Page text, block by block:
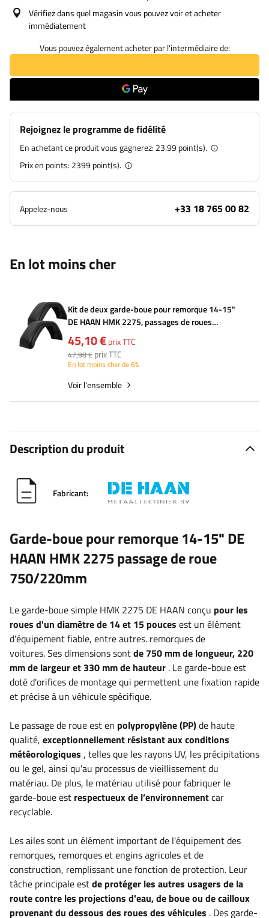
Vérifiez dans quel magasin vous pouvez voir et acheter
immédiatement
Vous pouvez également acheter par l'intermédiaire de:
Rejoignez le programme de fidélité
En achetant ce produit vous gagnerez: 23.99 point(s).
Prix en points: 2399point(s).
Appelez-nous +33 18 765 00 82
En lot moins cher
Kit de deux garde-boue pour remorque 14-15"
DE HAAN HMK 2275, passages de roues
750/220mm
45,10 €prix TTC
47,98 € prix TTC
En lot moins cher de 6%
Voir l'ensemble
Description du produit
Fabricant:
Garde-boue pour remorque 14-15" DE
HAAN HMK 2275 passage de roue
750/220mm
Le garde-boue simple HMK 2275 DE HAAN conçu pour les
roues d'un diamètre de 14 et 15 pouces est un élément
d'équipement fiable, entre autres. remorques de
voitures.Ses dimensions sontde 750 mm de longueur, 220
mm de largeur et 330 mm de hauteur . Le garde-boue est
doté d'orifices de montage qui permettent une fixation rapide
et précise à un véhicule spécifique.
Le passage de roue est en polypropylène (PP)de haute
qualité, exceptionnellement résistant aux conditions
météorologiques , telles que les rayons UV, les précipitations
ou le gel, ainsi qu'au processus de vieillissement du
matériau. De plus, le matériau utilisé pour fabriquer le
garde-boue est respectueux de l’environnementcar
recyclable.
Les ailes sont un élément important de l'équipement des
remorques, remorques et engins agricoles et de
construction, remplissant une fonction de protection. Leur
tâche principale estde protéger les autres usagers de la
route contre les projections d'eau, de boue ou de cailloux
provenant du dessous des roues des véhicules . Des garde-